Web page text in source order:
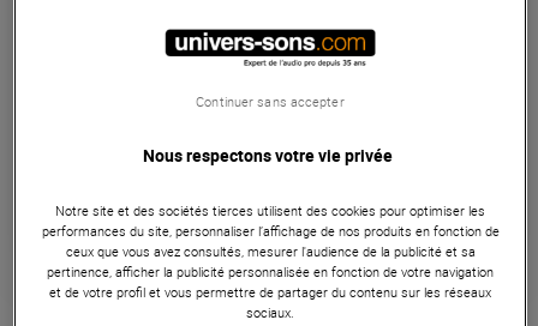
4x 10x 12x
282 / mois
Mensualités :
2x
282.67 €
Coût de financement :
0 €
TAEG fixe : 0
Garantie 3
Nous respectons votre vie privée
Notre site et des sociétés tierces utilisent des cookies pour optimiser les
performances du site, personnaliser l’affichage de nos produits en fonction de
ceux que vous avez consultés, mesurer l'audience de la publicité et sa
pertinence, afficher la publicité personnalisée en fonction de votre navigation
et de votre profil et vous permettre de partager du contenu sur les réseaux
sociaux.
Continuer sans accepter